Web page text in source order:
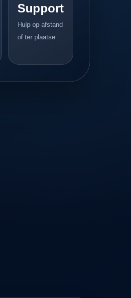
Support
Hulp op afstand
of ter plaatse